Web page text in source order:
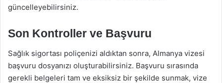
güncelleyebilirsiniz.
Son Kontroller ve Başvuru
Sağlık sigortası poliçenizi aldıktan sonra, Almanya vizesi
başvuru dosyanızı oluşturabilirsiniz. Başvuru sırasında
gerekli belgeleri tam ve eksiksiz bir şekilde sunmak, vize